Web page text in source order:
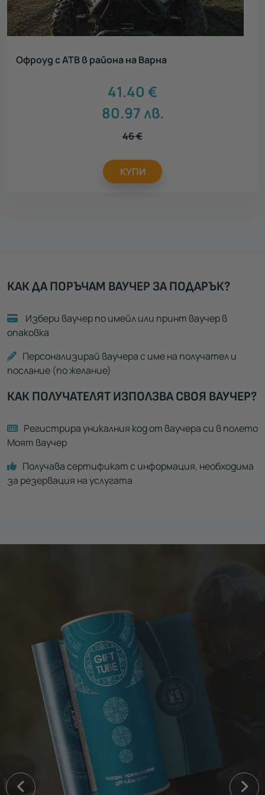
Офроуд с АТВ в района на Варна
41.40 €
80.97лв.
46€
КУПИ
КАК ДА ПОРЪЧАМ ВАУЧЕР ЗА ПОДАРЪК?
Избери ваучер по имейл или принт ваучер в
опаковка
Персонализирай ваучера с име на получател и
послание (по желание)
КАК ПОЛУЧАТЕЛЯТ ИЗПОЛЗВА СВОЯ ВАУЧЕР?
Регистрира уникалния код от ваучера си в полето
Моят ваучер
Получава сертификат с информация, необходима
за резервация на услугата